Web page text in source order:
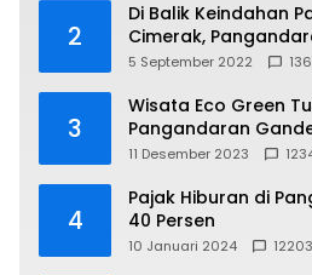
2
Di Balik Keindahan
Cimerak,
5 September 2022
3
Wisata Eco Green
Pangandaran
11 Desember 2023
4
Pajak Hiburan di
40 Persen
10 Januari 2024 12203